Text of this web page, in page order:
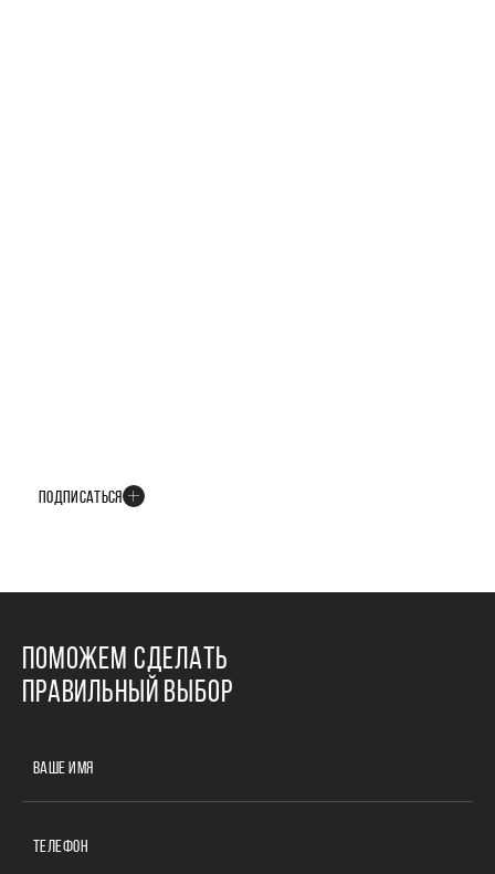
ПОДПИСАТЬСЯ
ПОМОЖЕМ СДЕЛАТЬ
ПРАВИЛЬНЫЙ ВЫБОР
ВАШЕ ИМЯ
ТЕЛЕФОН